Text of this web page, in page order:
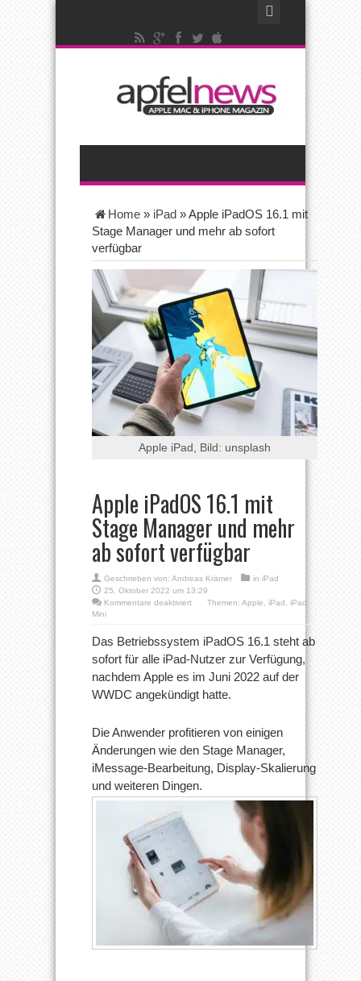
Home » iPad »Apple iPadOS 16.1 mit
Stage Manager und mehr ab sofort
verfügbar
Apple iPad, Bild: unsplash
Apple iPadOS 16.1 mit
Stage Manager und mehr
ab sofort verfügbar
Geschrieben von: Andreas Krämer in iPad
25. Oktober 2022 um 13:29
Kommentare deaktiviertfür
16.1
mit
Stage
und
mehr
ab
verfügbar
Themen: Apple, iPad, iPad
Mini
Das Betriebssystem iPadOS 16.1 steht ab
sofort für alle iPad-Nutzer zur Verfügung,
nachdem Apple es im Juni 2022 auf der
WWDC angekündigt hatte.
Die Anwender profitieren von einigen
Änderungen wie den Stage Manager,
iMessage-Bearbeitung, Display-Skalierung
und weiteren Dingen.